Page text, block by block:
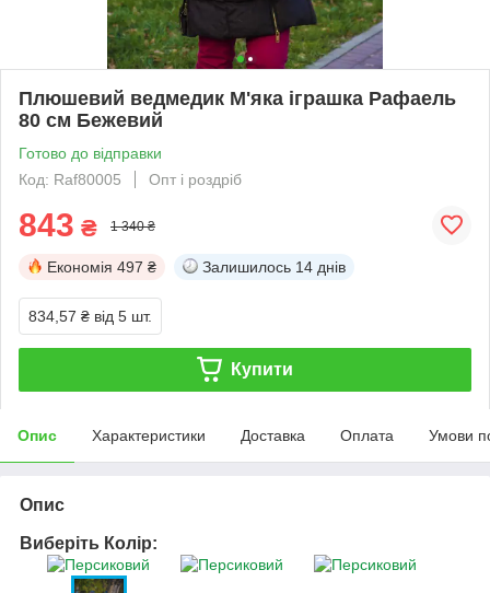
Плюшевий ведмедик М'яка іграшка Рафаель
80 см Бежевий
Готово до відправки
Код: Raf80005
Опт і роздріб
843 ₴ 1 340 ₴
Економія 497 ₴ Залишилось 14 днів
834,57 ₴ від 5 шт.
Купити
Опис Характеристики Доставка Оплата Умови
Опис
Виберіть Колір: